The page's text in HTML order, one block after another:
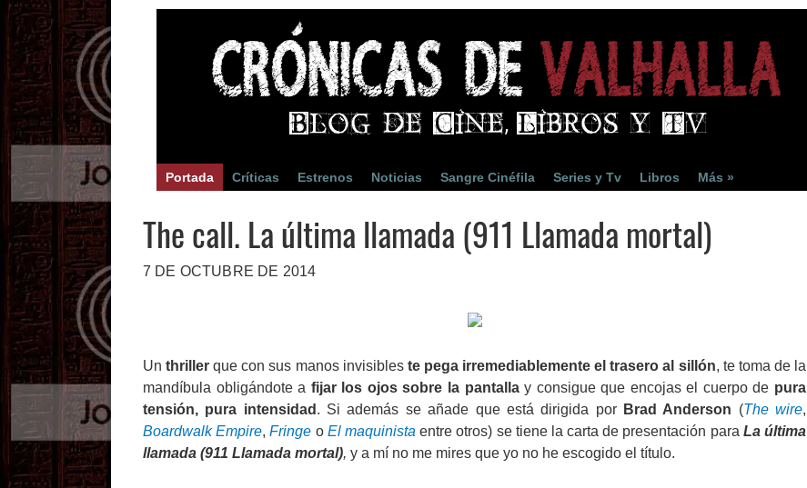
Portada Críticas Estrenos Noticias Sangre Cinéfila Series y Tv Libros Más »
The call. La última llamada (911 Llamada mortal)
7 DE OCTUBRE DE 2014
Unthriller que con sus manos invisibles te pega irremediablemente el trasero al sillón, te toma de la
mandíbula obligándote a fijar los ojos sobre la pantallay consigue que encojas el cuerpo de pura
tensión, pura intensidad . Si además se añade que está dirigida por Brad Anderson (The wire,
Boardwalk Empire,Fringe o El maquinista entre otros) se tiene la carta de presentación para La última
llamada (911 Llamada mortal), y a mí no me mires que yo no he escogido el título.